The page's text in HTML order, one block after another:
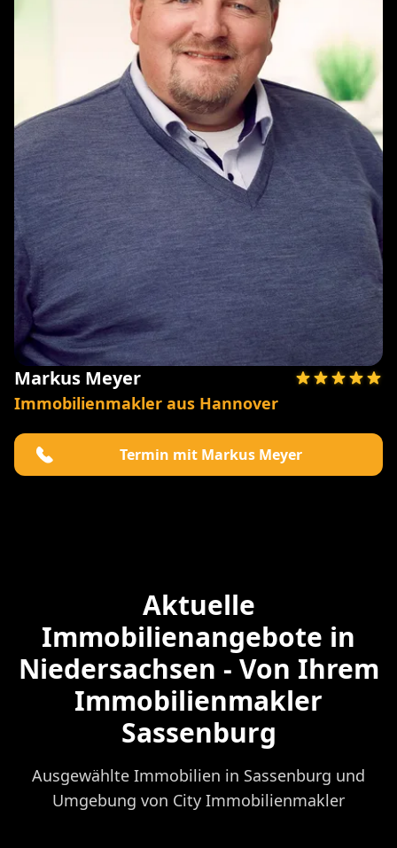
Markus Meyer
Immobilienmakler aus Hannover
Termin mit Markus Meyer
Aktuelle
Immobilienangebote in
Niedersachsen - Von Ihrem
Immobilienmakler
Sassenburg
Ausgewählte Immobilien in Sassenburg und
Umgebung von City Immobilienmakler